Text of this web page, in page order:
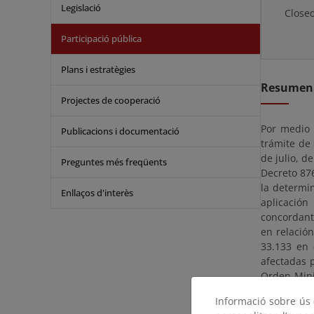
Legislació
Participació pública
Plans i estratègies
Projectes de cooperació
Publicacions i documentació
Preguntes més freqüents
Enllaços d'interès
Resumen
Por
trámite de
de julio,
Decreto
la
en
33.133 en
afectadas
Orden
Informació sobre